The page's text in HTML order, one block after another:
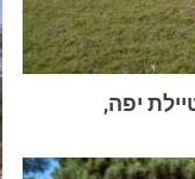
יפה,